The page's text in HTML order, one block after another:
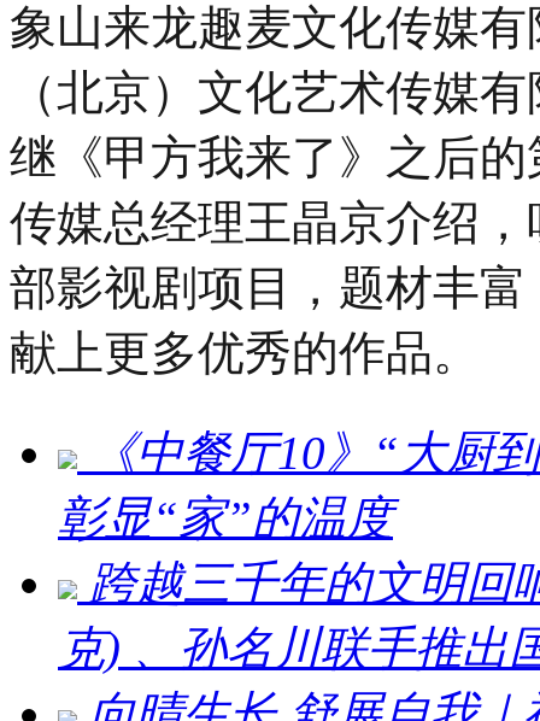
象山来龙趣麦文化传媒
（北京）文化艺术传媒有
继《甲方我来了》之后
传媒总经理王晶京介绍
部影视剧项目，题材丰
献上更多优秀的作品。
《中餐厅10》“大厨
彰显“家”的温度
跨越三千年的文明回
克) 、孙名川联手推出